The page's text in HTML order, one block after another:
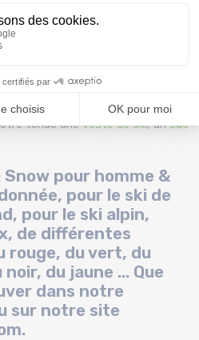
avec notamment la
est une des valeurs fortes de
a respecter l’Accord de
tenue uneveste de ski, unsac
pour homme &
pour le ski de
pour le ski alpin,
de différentes
rouge, du vert, du
du jaune ... Que
dans notre
sur notre site